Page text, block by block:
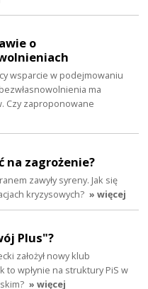
o
wsparcie w podejmowaniu
ma
Czy zaproponowane
na zagrożenie?
zawyły syreny. Jak się
kryzysowych? » więcej
Plus"?
założył nowy klub
to wpłynie na struktury PiS w
» więcej